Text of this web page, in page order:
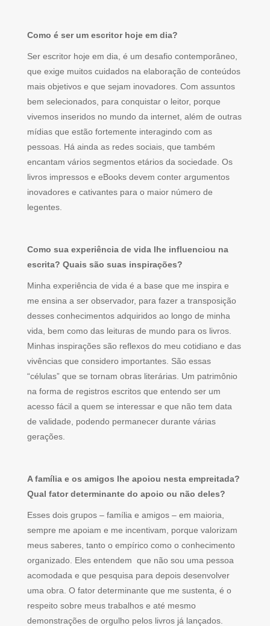
Como é ser um escritor hoje em dia?
Ser escritor hoje em dia, é um desafio contemporâneo,
que exige muitos cuidados na elaboração de conteúdos
mais objetivos e que sejam inovadores. Com assuntos
bem selecionados, para conquistar o leitor, porque
vivemos inseridos no mundo da internet, além de outras
mídias que estão fortemente interagindo com as
pessoas. Há ainda as redes sociais, que também
encantam vários segmentos etários da sociedade. Os
livros impressos e eBooks devem conter argumentos
inovadores e cativantes para o maior número de
legentes.
Como sua experiência de vida lhe influenciou na
escrita? Quais são suas inspirações?
Minha experiência de vida é a base que me inspira e
me ensina a ser observador, para fazer a transposição
desses conhecimentos adquiridos ao longo de minha
vida, bem como das leituras de mundo para os livros.
Minhas inspirações são reflexos do meu cotidiano e das
vivências que considero importantes. São essas
“células” que se tornam obras literárias. Um patrimônio
na forma de registros escritos que entendo ser um
acesso fácil a quem se interessar e que não tem data
de validade, podendo permanecer durante várias
gerações.
A família e os amigos lhe apoiou nesta empreitada?
Qual fator determinante do apoio ou não deles?
Esses dois grupos – família e amigos – em maioria,
sempre me apoiam e me incentivam, porque valorizam
meus saberes, tanto o empírico como o conhecimento
organizado. Eles entendem que não sou uma pessoa
acomodada e que pesquisa para depois desenvolver
uma obra. O fator determinante que me sustenta, é o
respeito sobre meus trabalhos e até mesmo
demonstrações de orgulho pelos livros já lançados.